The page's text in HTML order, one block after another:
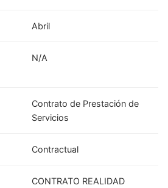
Abril
N/A
Contrato de Prestación de
Servicios
Contractual
CONTRATO REALIDAD